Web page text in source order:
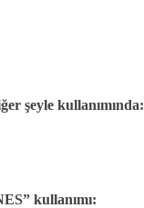
şeyle kullanımında:
kullanımı: